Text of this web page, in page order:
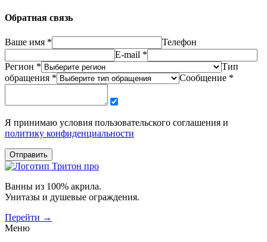
Обратная связь
Ваше имя *
Телефон
E-mail *
Регион *
Тип
обращения *
Сообщение *
Я принимаю условия пользовательского соглашения и
политику конфиденциальности
Отправить
Ванны из 100% акрила.
Унитазы и душевые ограждения.
Перейти →
Меню